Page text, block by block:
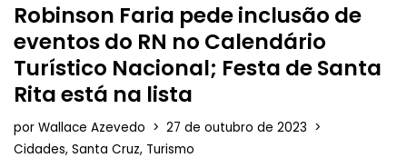
Robinson Faria pede inclusão de
eventos do RN no Calendário
Turístico Nacional; Festa de Santa
Rita está na lista
por Wallace Azevedo
27 de outubro de 2023
Cidades, Santa Cruz, Turismo